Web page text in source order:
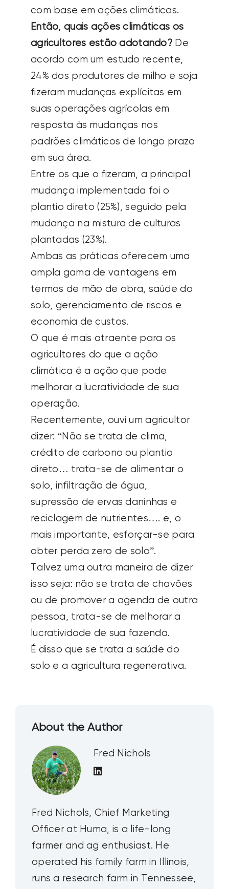
com base em ações climáticas.
Então, quais ações climáticas os
agricultores estão adotando?De
acordo com um estudo recente,
24% dos produtores de milho e soja
fizeram mudanças explícitas em
suas operações agrícolas em
resposta às mudanças nos
padrões climáticos de longo prazo
em sua área.
Entre os que o fizeram, a principal
mudança implementada foi o
plantio direto (25%), seguido pela
mudança na mistura de culturas
plantadas (23%).
Ambas as práticas oferecem uma
ampla gama de vantagens em
termos de mão de obra, saúde do
solo, gerenciamento de riscos e
economia de custos.
O que é mais atraente para os
agricultores do que a ação
climática é a ação que pode
melhorar a lucratividade de sua
operação.
Recentemente, ouvi um agricultor
dizer: “Não se trata de clima,
crédito de carbono ou plantio
direto… trata-se de alimentar o
solo, infiltração de água,
supressão de ervas daninhas e
reciclagem de nutrientes…. e, o
mais importante, esforçar-se para
obter perda zero de solo”.
Talvez uma outra maneira de dizer
isso seja: não se trata de chavões
ou de promover a agenda de outra
pessoa, trata-se de melhorar a
lucratividade de sua fazenda.
É disso que se trata a saúde do
solo e a agricultura regenerativa.
About the Author
Fred Nichols
Fred Nichols, Chief Marketing
Officer at Huma, is a life-long
farmer and ag enthusiast. He
operated his family farm in Illinois,
runs a research farm in Tennessee,